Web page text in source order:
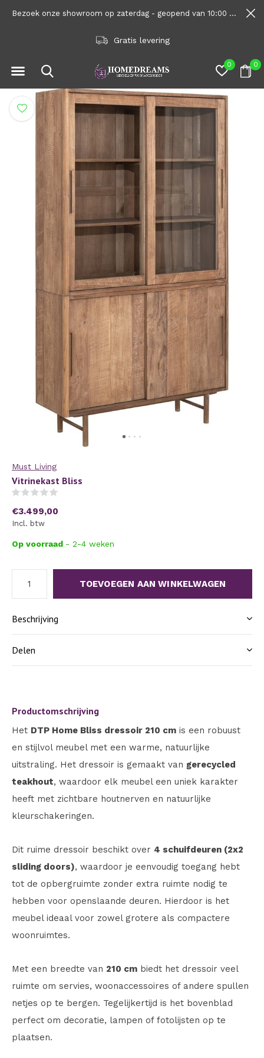
0 0
Gratis levering
Bezoek onze showroom op zaterdag - geopend van 10:00 tot 1600
Must Living
Vitrinekast Bliss
€3.499,00
Incl. btw
Op voorraad - 2-4 weken
TOEVOEGEN AAN WINKELWAGEN
Beschrijving
Delen
Productomschrijving
Het DTP Home Bliss dressoir 210 cm is een robuust
en stijlvol meubel met een warme, natuurlijke
uitstraling. Het dressoir is gemaakt van gerecycled
teakhout, waardoor elk meubel een uniek karakter
heeft met zichtbare houtnerven en natuurlijke
kleurschakeringen.
Dit ruime dressoir beschikt over 4 schuifdeuren (2x2
sliding doors), waardoor je eenvoudig toegang hebt
tot de opbergruimte zonder extra ruimte nodig te
hebben voor openslaande deuren. Hierdoor is het
meubel ideaal voor zowel grotere als compactere
woonruimtes.
Met een breedte van 210 cm biedt het dressoir veel
ruimte om servies, woonaccessoires of andere spullen
netjes op te bergen. Tegelijkertijd is het bovenblad
perfect om decoratie, lampen of fotolijsten op te
plaatsen.